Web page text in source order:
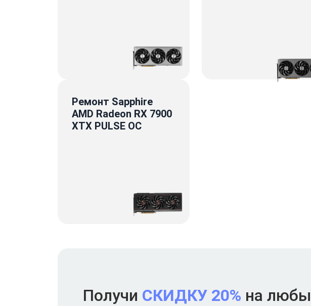
Ремонт Sapphire
AMD Radeon RX 7900
XTX PULSE OC
Получи СКИДКУ 20% на